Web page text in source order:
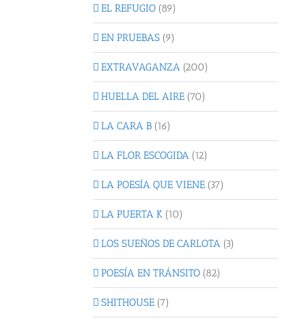
EL REFUGIO (89)
EN PRUEBAS (9)
EXTRAVAGANZA (200)
HUELLA DEL AIRE (70)
LA CARA B (16)
LA FLOR ESCOGIDA (12)
LA POESÍA QUE VIENE (37)
LA PUERTA K (10)
LOS SUEÑOS DE CARLOTA (3)
POESÍA EN TRÁNSITO (82)
SHITHOUSE (7)